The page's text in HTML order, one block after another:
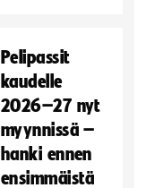
Pelipassit
kaudelle
2026–27 nyt
myynnissä –
hanki ennen
ensimmäistä